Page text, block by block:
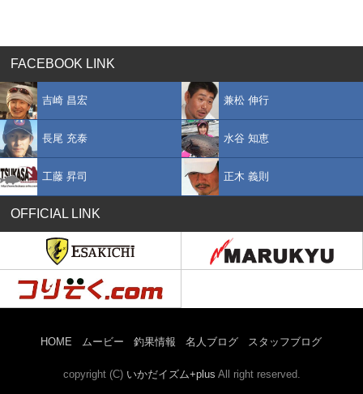
FACEBOOK LINK
吉崎 昌宏 兼松 伸行
長尾 充泰 水谷 知恵
工藤 昇司 正木 義則
OFFICIAL LINK
HOME ムービー 釣果情報 名人ブログ スタッフブログ
copyright (C) いかだイズム+plus All right reserved.